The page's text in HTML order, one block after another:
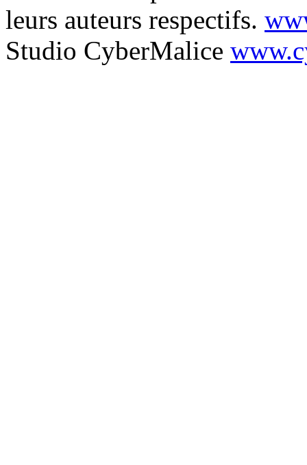
leurs auteurs respectifs.
Studio CyberMalice